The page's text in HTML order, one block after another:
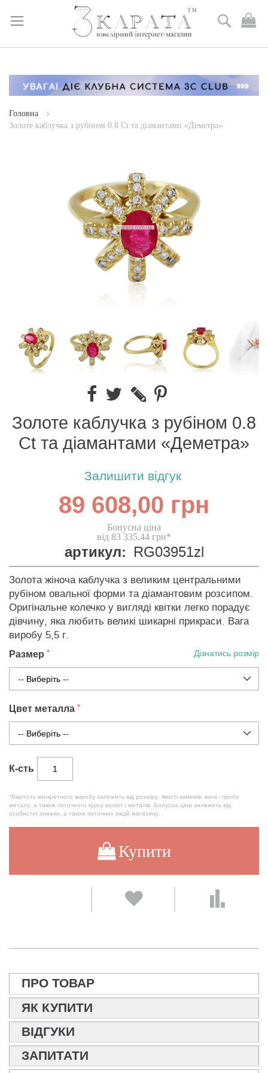
Skip
Content
Пошук
Головна
Золоте каблучка з рубіном 0.8 Ct та діамантами «Деметра»
Золоте каблучка з рубіном 0.8
Ct та діамантами «Деметра»
Залишити відгук
89 608,00 грн
Бонусна ціна
від 83 335,44 грн*
артикул: RG03951zl
Золота жіноча каблучка з великим центральними
рубіном овальної форми та діамантовим розсипом.
Оригінальне колечко у вигляді квітки легко порадує
дівчину, яка любить великі шикарні прикраси. Вага
виробу 5,5 г.
Размер Дізнатись розмір
Цвет металла
К-сть
*Вартість конкретного виробу залежить від розміру, якості каменів, ваги і проби
металу, а також поточного курсу валют і металів. Бонусна ціна залежить від
особистої знижки, а також поточних акцій магазину.
Купити
ПРО ТОВАР
ЯК КУПИТИ
ВІДГУКИ
ЗАПИТАТИ